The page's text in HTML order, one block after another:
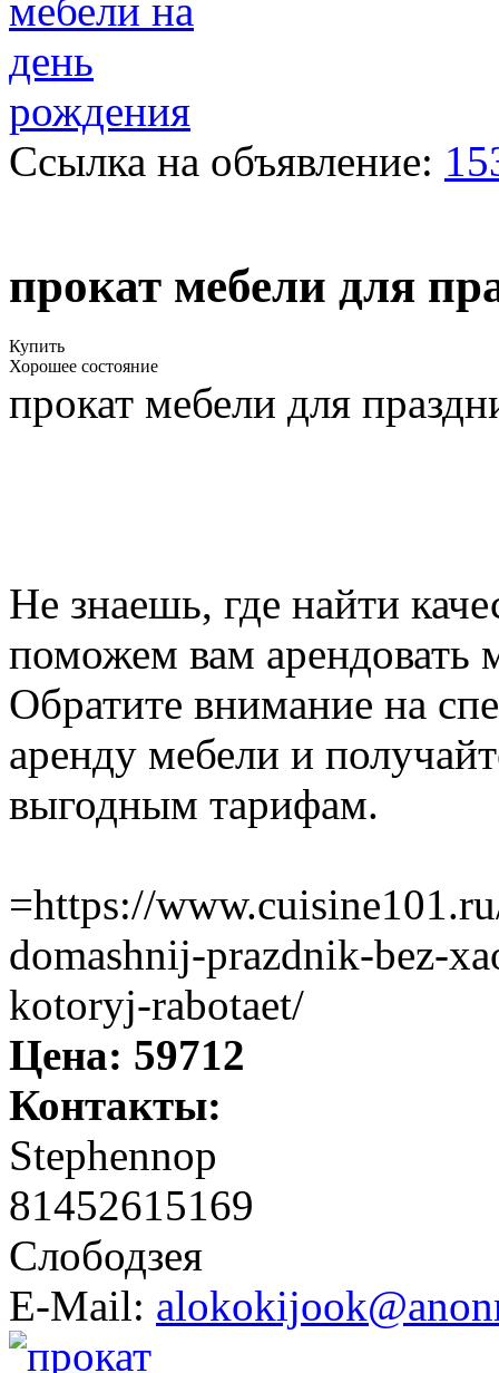
Ссылка на объявление:
прокат мебели для
Купить
Хорошее состояние
прокат мебели для
Не знаешь, где найти
поможем вам арендовать
Обратите внимание на
аренду мебели и
выгодным тарифам.
=https://
domashnij-prazdnik-bez-
kotoryj-rabotaet/
Цена: 59712
Контакты:
Stephennop
81452615169
Слободзея
E-Mail: